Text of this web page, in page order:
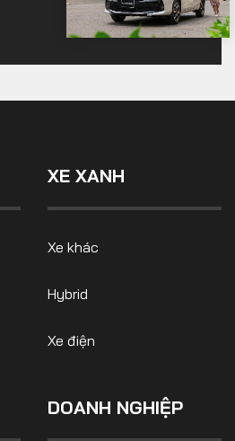
XE XANH
Xe khác
Hybrid
Xe điện
DOANH NGHIỆP